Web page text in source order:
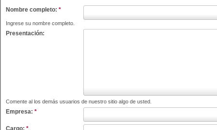
Nombre completo: *
Ingrese su nombre completo.
Presentación:
Comente al los demás usuarios de nuestro sitio algo de usted.
Empresa: *
Cargo: *